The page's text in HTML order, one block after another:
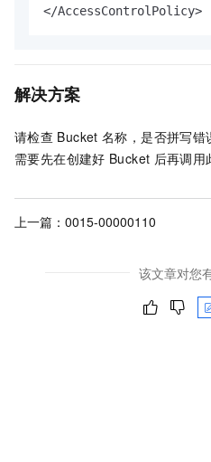
</AccessControlPolicy>
解决方案
请检查 Bucket 名称，是否拼写错
需要先在创建好 Bucket 后再调用
上一篇： 0015-00000110
该文章对您